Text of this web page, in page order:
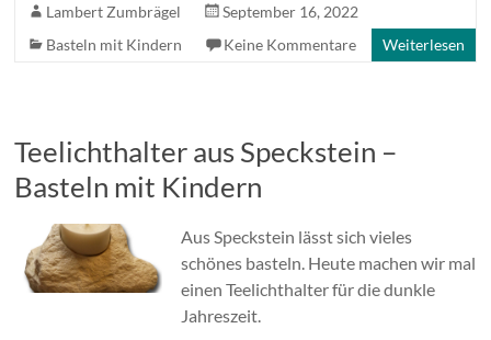
Lambert Zumbrägel
September 16, 2022
Basteln mit Kindern
Keine Kommentare Weiterlesen
Teelichthalter aus Speckstein –
Basteln mit Kindern
Aus Speckstein lässt sich vieles
schönes basteln. Heute machen wir mal
einen Teelichthalter für die dunkle
Jahreszeit.